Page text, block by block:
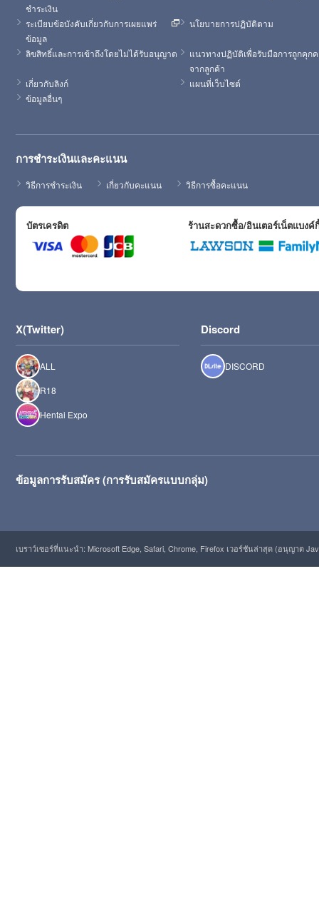
ชำระเงิน
ระเบียบข้อบังคับเกี่ยวกับการเผยแพร่
ข้อมูล
นโยบายการปฏิบัติตาม
ลิขสิทธิ์และการเข้าถึงโดยไม่ได้รับอนุญาต
แนวทางปฏิบัติเพื่อรับมือการถูกคุก
จากลูกค้า
เกี่ยวกับลิงก์
แผนที่เว็บไซต์
ข้อมูลอื่นๆ
การชำระเงินและคะแนน
วิธีการชำระเงิน เกี่ยวกับคะแนน วิธีการซื้อคะแนน
บัตรเครดิต ร้านสะดวกซื้อ/อินเตอร์เน็ตแบงค์
X(Twitter)
ALL
R18
Hentai Expo
Discord
DISCORD
ข้อมูลการรับสมัคร (การรับสมัครแบบกลุ่ม)
เบราว์เซอร์ที่แนะนำ: Microsoft Edge, Safari, Chrome, Firefox เวอร์ชันล่าสุด (อนุญาต